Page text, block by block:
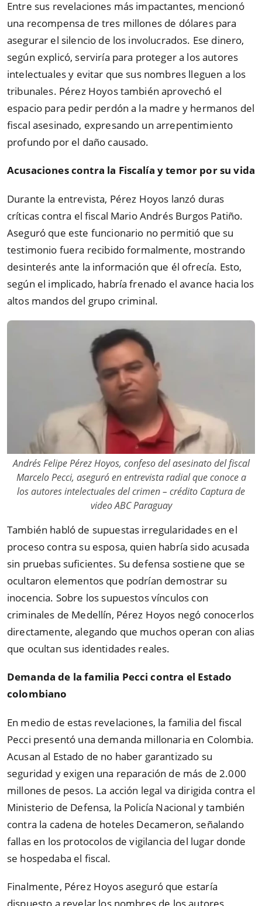
Entre sus revelaciones más impactantes, mencionó
una recompensa de tres millones de dólares para
asegurar el silencio de los involucrados. Ese dinero,
según explicó, serviría para proteger a los autores
intelectuales y evitar que sus nombres lleguen a los
tribunales. Pérez Hoyos también aprovechó el
espacio para pedir perdón a la madre y hermanos del
fiscal asesinado, expresando un arrepentimiento
profundo por el daño causado.
Acusaciones contra la Fiscalía y temor por su vida
Durante la entrevista, Pérez Hoyos lanzó duras
críticas contra el fiscal Mario Andrés Burgos Patiño.
Aseguró que este funcionario no permitió que su
testimonio fuera recibido formalmente, mostrando
desinterés ante la información que él ofrecía. Esto,
según el implicado, habría frenado el avance hacia los
altos mandos del grupo criminal.
Andrés Felipe Pérez Hoyos, confeso del asesinato del fiscal
Marcelo Pecci, aseguró en entrevista radial que conoce a
los autores intelectuales del crimen – crédito Captura de
video ABC Paraguay
También habló de supuestas irregularidades en el
proceso contra su esposa, quien habría sido acusada
sin pruebas suficientes. Su defensa sostiene que se
ocultaron elementos que podrían demostrar su
inocencia. Sobre los supuestos vínculos con
criminales de Medellín, Pérez Hoyos negó conocerlos
directamente, alegando que muchos operan con alias
que ocultan sus identidades reales.
Demanda de la familia Pecci contra el Estado
colombiano
En medio de estas revelaciones, la familia del fiscal
Pecci presentó una demanda millonaria en Colombia.
Acusan al Estado de no haber garantizado su
seguridad y exigen una reparación de más de 2.000
millones de pesos. La acción legal va dirigida contra el
Ministerio de Defensa, la Policía Nacional y también
contra la cadena de hoteles Decameron, señalando
fallas en los protocolos de vigilancia del lugar donde
se hospedaba el fiscal.
Finalmente, Pérez Hoyos aseguró que estaría